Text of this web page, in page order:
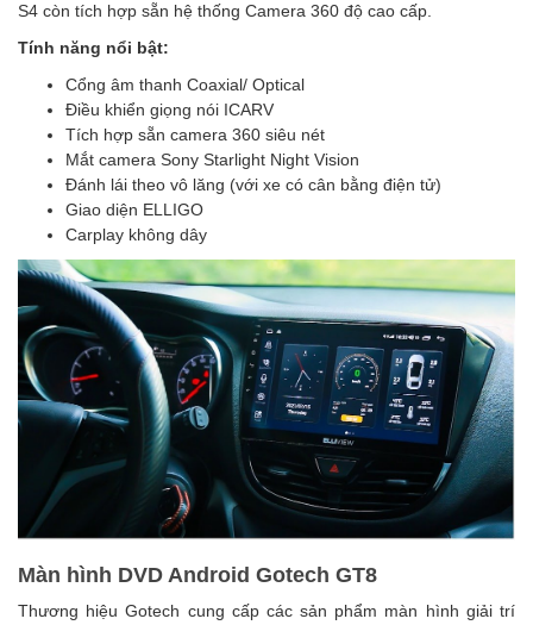
S4 còn tích hợp sẵn hệ thống Camera 360 độ cao cấp.
Tính năng nổi bật:
Cổng âm thanh Coaxial/ Optical
Điều khiển giọng nói ICARV
Tích hợp sẵn camera 360 siêu nét
Mắt camera Sony Starlight Night Vision
Đánh lái theo vô lăng (với xe có cân bằng điện tử)
Giao diện ELLIGO
Carplay không dây
Màn hình DVD Android Gotech GT8
Thương hiệu Gotech cung cấp các sản phẩm màn hình giải trí